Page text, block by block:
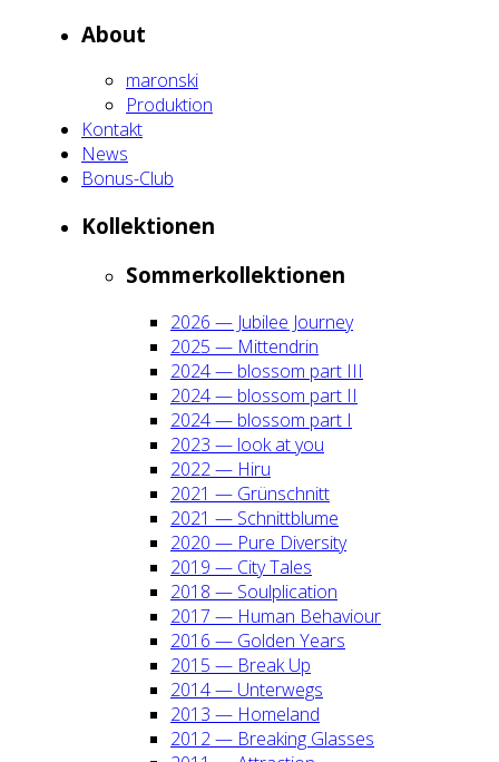
About
maron­ski
Pro­duk­ti­on
Kon­takt
News
Bonus-Club
Kol­lek­tio­nen
Som­mer­kol­lek­tio­nen
2026 — Jubi­lee Jour­ney
2025 — Mit­ten­drin
2024 — blos­som part III
2024 — blos­som part II
2024 — blos­som part I
2023 — look at you
2022 — Hiru
2021 — Grün­schnitt
2021 — Schnitt­blu­me
2020 — Pure Diver­si­ty
2019 — City Tales
2018 — Soul­pli­ca­ti­on
2017 — Human Beha­viour
2016 — Gol­den Years
2015 — Break Up
2014 — Unter­wegs
2013 — Home­land
2012 — Brea­king Glas­ses